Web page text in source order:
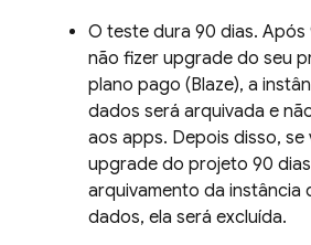
O teste dura 90 dias. Após
não fizer upgrade do seu
plano pago (Blaze), a
dados será arquivada e
aos apps. Depois disso,
upgrade do projeto 90
arquivamento da instância
dados, ela será excluída.